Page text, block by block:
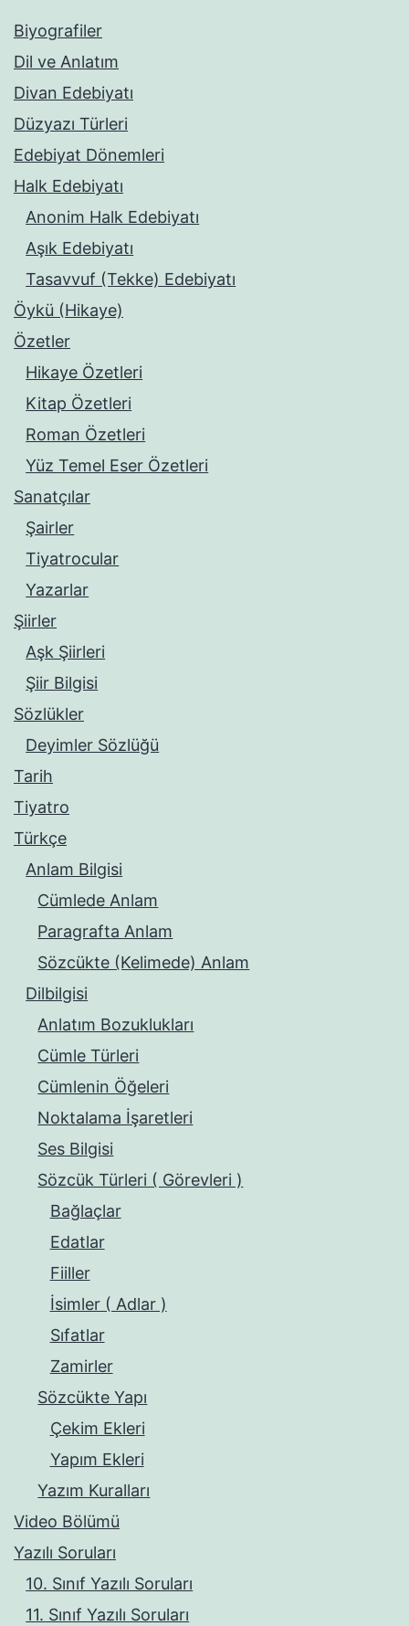
Biyografiler
Dil ve Anlatım
Divan Edebiyatı
Düzyazı Türleri
Edebiyat Dönemleri
Halk Edebiyatı
Anonim Halk Edebiyatı
Aşık Edebiyatı
Tasavvuf (Tekke) Edebiyatı
Öykü (Hikaye)
Özetler
Hikaye Özetleri
Kitap Özetleri
Roman Özetleri
Yüz Temel Eser Özetleri
Sanatçılar
Şairler
Tiyatrocular
Yazarlar
Şiirler
Aşk Şiirleri
Şiir Bilgisi
Sözlükler
Deyimler Sözlüğü
Tarih
Tiyatro
Türkçe
Anlam Bilgisi
Cümlede Anlam
Paragrafta Anlam
Sözcükte (Kelimede) Anlam
Dilbilgisi
Anlatım Bozuklukları
Cümle Türleri
Cümlenin Öğeleri
Noktalama İşaretleri
Ses Bilgisi
Sözcük Türleri ( Görevleri )
Bağlaçlar
Edatlar
Fiiller
İsimler ( Adlar )
Sıfatlar
Zamirler
Sözcükte Yapı
Çekim Ekleri
Yapım Ekleri
Yazım Kuralları
Video Bölümü
Yazılı Soruları
10. Sınıf Yazılı Soruları
11. Sınıf Yazılı Soruları